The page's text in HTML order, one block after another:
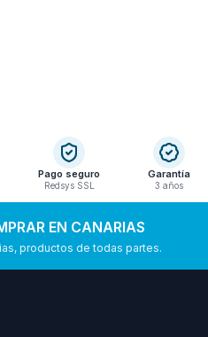
Pago seguro
Redsys SSL
Garantía
3 años
EN CANARIAS
productos de todas partes.